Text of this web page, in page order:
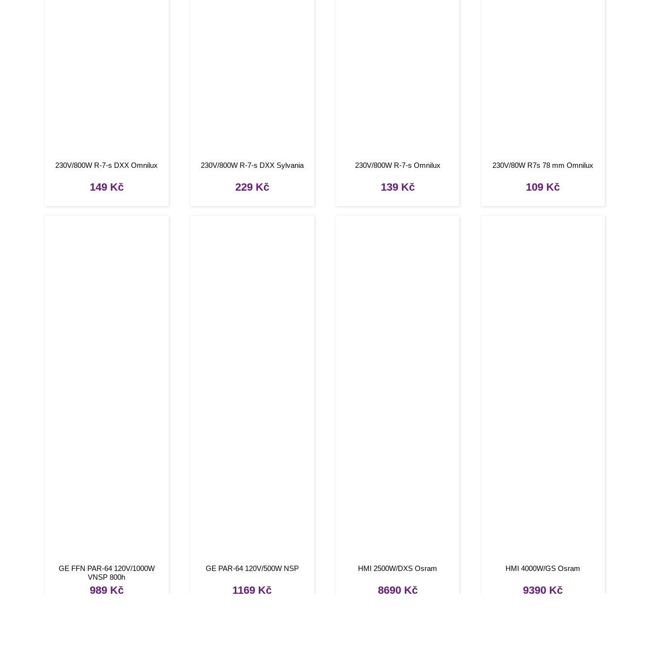
230V/800W R-7-s DXX Omnilux
149 Kč
230V/800W R-7-s DXX Sylvania
229 Kč
230V/800W R-7-s Omnilux
139 Kč
230V/80W R7s 78 mm Omnilux
109 Kč
GE FFN PAR-64 120V/1000W
VNSP 800h
989 Kč
GE PAR-64 120V/500W NSP
1169 Kč
HMI 2500W/DXS Osram
8690 Kč
HMI 4000W/GS Osram
9390 Kč